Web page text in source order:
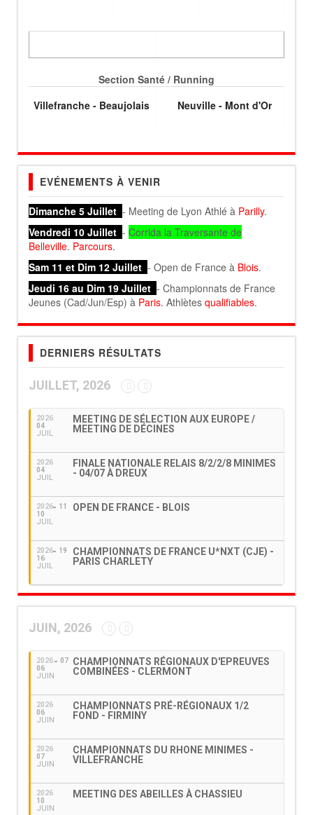
Section Santé / Running
Villefranche - Beaujolais
Neuville - Mont d'Or
EVÉNEMENTS À VENIR
Dimanche 5 Juillet - Meeting de Lyon Athlé à Parilly.
Vendredi 10 Juillet - Corrida la Traversante de
Belleville. Parcours.
Sam 11 et Dim 12 Juillet - Open de France à Blois.
Jeudi 16 au Dim 19 Juillet - Championnats de France
Jeunes (Cad/Jun/Esp) à Paris. Athlètes qualifiables.
DERNIERS RÉSULTATS
JUILLET, 2026
2026
04
JUIL
MEETING DE SÉLECTION AUX EUROPE /
MEETING DE DÉCINES
2026
04
JUIL
FINALE NATIONALE RELAIS 8/2/2/8 MINIMES
- 04/07 À DREUX
2026
10
JUIL
11 OPEN DE FRANCE - BLOIS
2026
16
JUIL
19
CHAMPIONNATS DE FRANCE U*NXT (CJE) -
PARIS CHARLETY
JUIN, 2026
2026
06
JUIN
07
CHAMPIONNATS RÉGIONAUX D'EPREUVES
COMBINÉES - CLERMONT
2026
06
JUIN
CHAMPIONNATS PRÉ-RÉGIONAUX 1/2
FOND - FIRMINY
2026
07
JUIN
CHAMPIONNATS DU RHONE MINIMES -
VILLEFRANCHE
2026
10
JUIN
MEETING DES ABEILLES À CHASSIEU